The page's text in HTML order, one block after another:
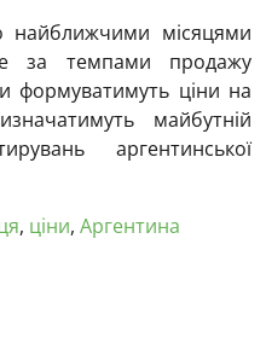
найближчими місяцями
за темпами продажу
формуватимуть ціни на
майбутній
аргентинської
, ціни, Аргентина